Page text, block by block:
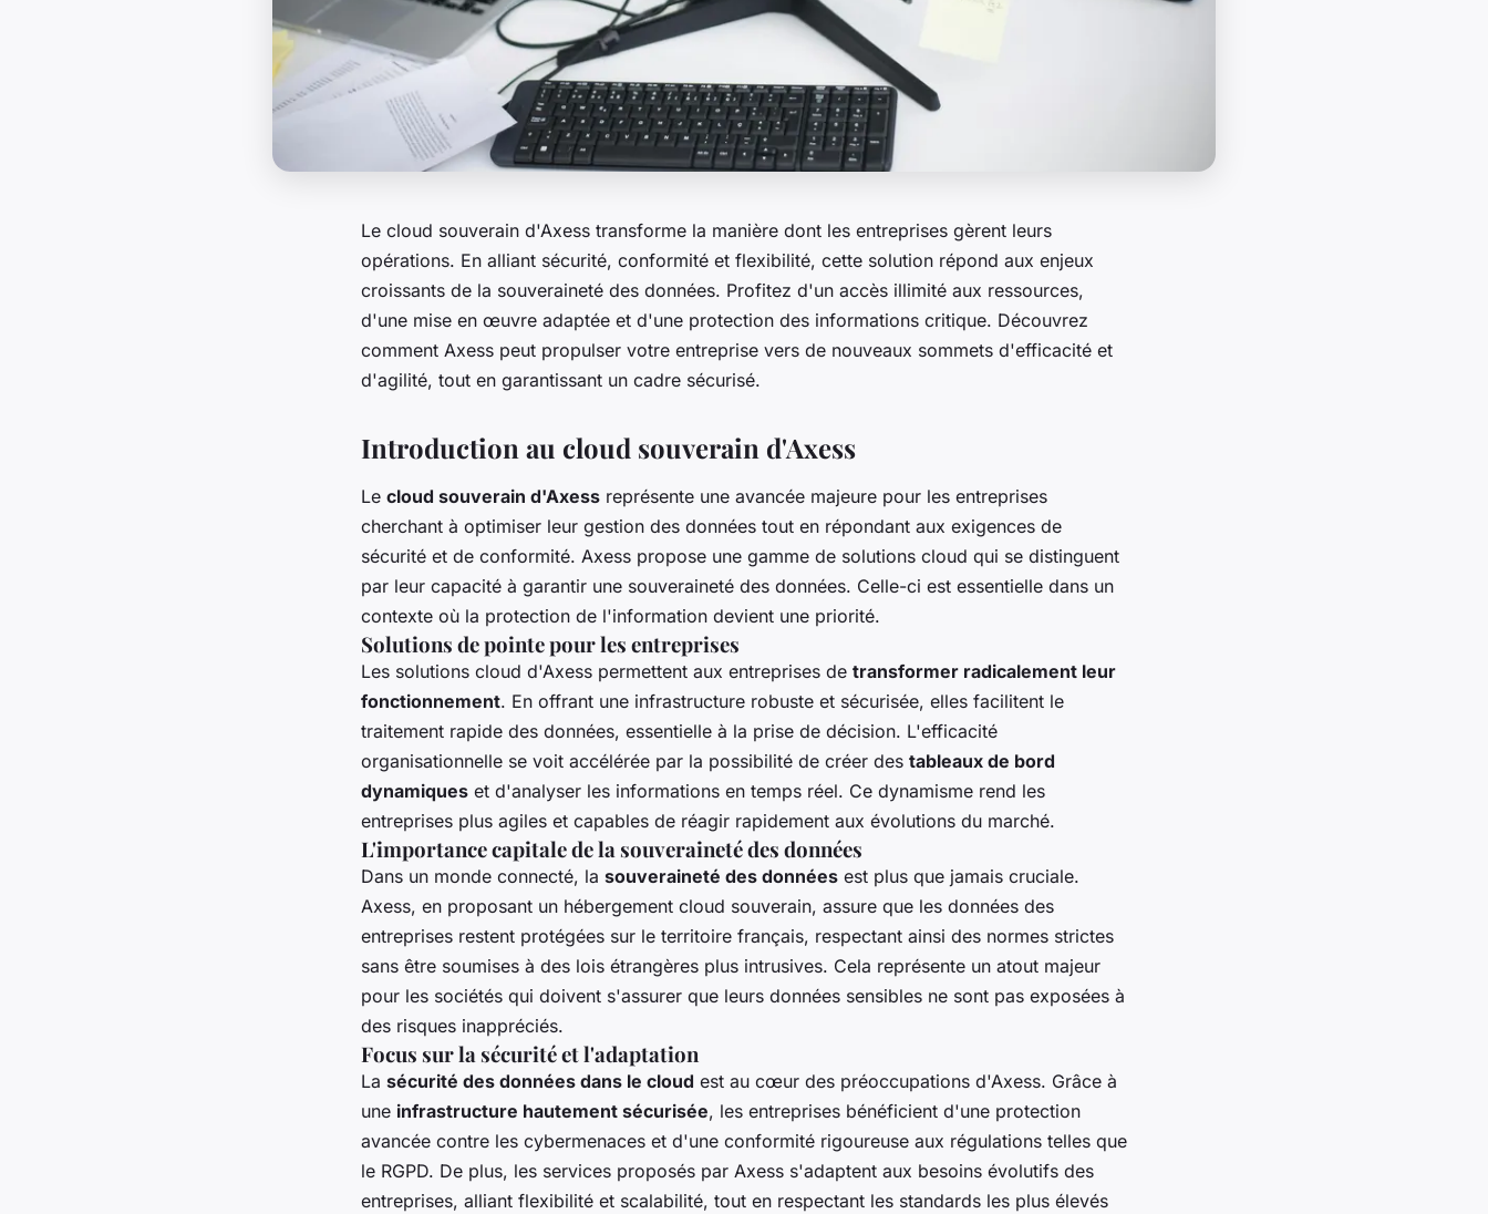
Le cloud souverain d'Axess transforme la manière dont les entreprises gèrent leurs
opérations. En alliant sécurité, conformité et flexibilité, cette solution répond aux enjeux
croissants de la souveraineté des données. Profitez d'un accès illimité aux ressources,
d'une mise en œuvre adaptée et d'une protection des informations critique. Découvrez
comment Axess peut propulser votre entreprise vers de nouveaux sommets d'efficacité et
d'agilité, tout en garantissant un cadre sécurisé.
Introduction au cloud souverain d'Axess
Le cloud souverain d'Axess représente une avancée majeure pour les entreprises
cherchant à optimiser leur gestion des données tout en répondant aux exigences de
sécurité et de conformité. Axess propose une gamme de solutions cloud qui se distinguent
par leur capacité à garantir une souveraineté des données. Celle-ci est essentielle dans un
contexte où la protection de l'information devient une priorité.
Solutions de pointe pour les entreprises
Les solutions cloud d'Axess permettent aux entreprises de transformer radicalement leur
fonctionnement. En offrant une infrastructure robuste et sécurisée, elles facilitent le
traitement rapide des données, essentielle à la prise de décision. L'efficacité
organisationnelle se voit accélérée par la possibilité de créer des tableaux de bord
dynamiques et d'analyser les informations en temps réel. Ce dynamisme rend les
entreprises plus agiles et capables de réagir rapidement aux évolutions du marché.
L'importance capitale de la souveraineté des données
Dans un monde connecté, la souveraineté des données est plus que jamais cruciale.
Axess, en proposant un hébergement cloud souverain, assure que les données des
entreprises restent protégées sur le territoire français, respectant ainsi des normes strictes
sans être soumises à des lois étrangères plus intrusives. Cela représente un atout majeur
pour les sociétés qui doivent s'assurer que leurs données sensibles ne sont pas exposées à
des risques inappréciés.
Focus sur la sécurité et l'adaptation
La sécurité des données dans le cloud est au cœur des préoccupations d'Axess. Grâce à
une infrastructure hautement sécurisée, les entreprises bénéficient d'une protection
avancée contre les cybermenaces et d'une conformité rigoureuse aux régulations telles que
le RGPD. De plus, les services proposés par Axess s'adaptent aux besoins évolutifs des
entreprises, alliant flexibilité et scalabilité, tout en respectant les standards les plus élevés